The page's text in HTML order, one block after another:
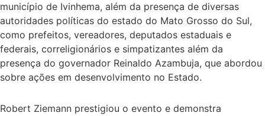
município de Ivinhema, além da presença de diversas
autoridades políticas do estado do Mato Grosso do Sul,
como prefeitos, vereadores, deputados estaduais e
federais, correligionários e simpatizantes além da
presença do governador Reinaldo Azambuja, que abordou
sobre ações em desenvolvimento no Estado.
Robert Ziemann prestigiou o evento e demonstra